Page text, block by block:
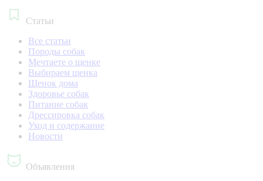
Статьи
Все статьи
Породы собак
Мечтаете о щенке
Выбираем щенка
Щенок дома
Здоровье собак
Питание собак
Дрессировка собак
Уход и содержание
Новости
Объявления